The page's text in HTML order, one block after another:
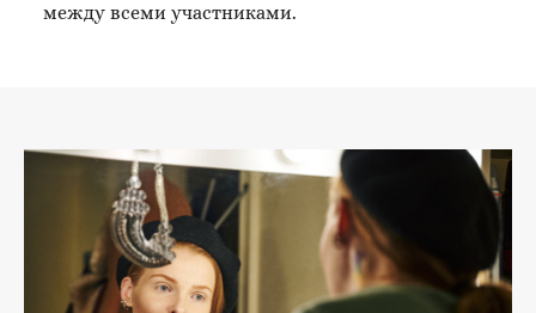
между всеми участниками.